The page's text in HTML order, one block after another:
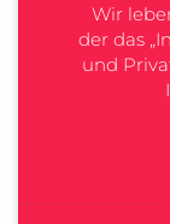
Wir
der das
und